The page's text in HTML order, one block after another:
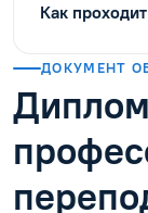
Как
ДОКУМЕНТ